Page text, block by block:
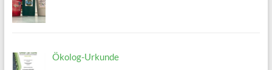
Ökolog-Urkunde